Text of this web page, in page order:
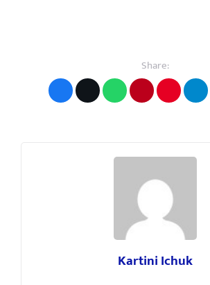
Share:
Kartini Ichuk